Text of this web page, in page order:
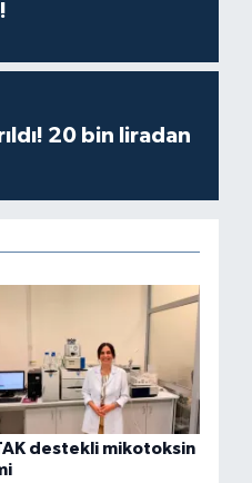
20 bin liradan
destekli mikotoksin